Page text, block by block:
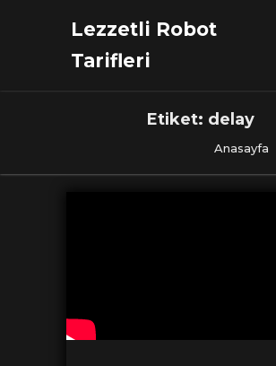
Lezzetli Robot
Tarifleri
Etiket: delay
Anasayfa